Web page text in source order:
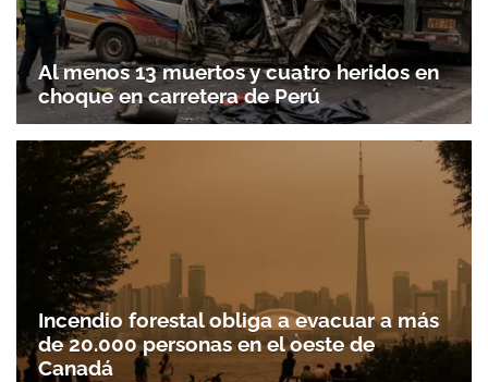
Al menos 13 muertos y cuatro heridos en
choque en carretera de Perú
Incendio forestal obliga a evacuar a más
de 20.000 personas en el oeste de
Canadá